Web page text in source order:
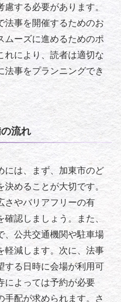
慮する必要があります。
法事を開催するためのお
ムーズに進めるためのポ
れにより、読者は適切な
法事をプランニングでき
流れ
には、まず、加東市のど
決めることが大切です。
さやバリアフリーの有
確認しましょう。また、
、公共交通機関や駐車場
軽減します。次に、法事
する日時に会場が利用可
によっては予約が必要
手配が求められます。さ